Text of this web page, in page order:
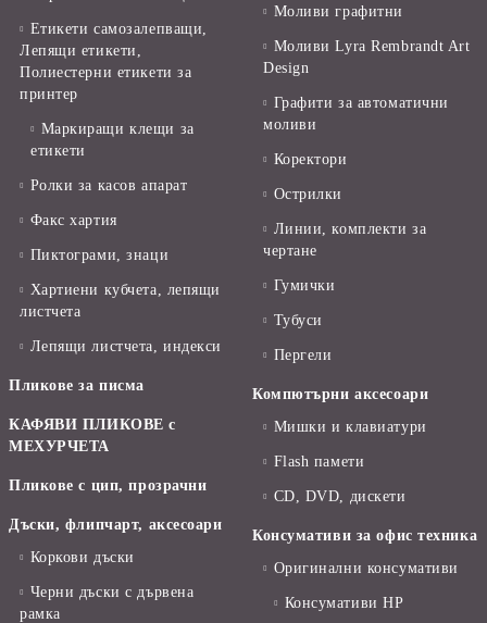
Етикети самозалепващи,
Лепящи етикети,
Полиестерни етикети за
принтер
Маркиращи клещи за
етикети
Ролки за касов апарат
Факс хартия
Пиктограми, знаци
Хартиени кубчета, лепящи
листчета
Лепящи листчета, индекси
Пликове за писма
КАФЯВИ ПЛИКОВЕ с
МЕХУРЧЕТА
Пликове с цип, прозрачни
Дъски, флипчарт, аксесоари
Коркови дъски
Черни дъски с дървена
рамка
Моливи графитни
Моливи Lyra Rembrandt Art
Design
Графити за автоматични
моливи
Коректори
Острилки
Линии, комплекти за
чертане
Гумички
Тубуси
Пергели
Компютърни аксесоари
Мишки и клавиатури
Flash памети
CD, DVD, дискети
Консумативи за офис техника
Оригинални консумативи
Консумативи HP